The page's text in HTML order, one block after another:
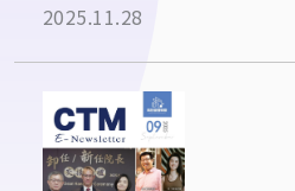
2025.11.28